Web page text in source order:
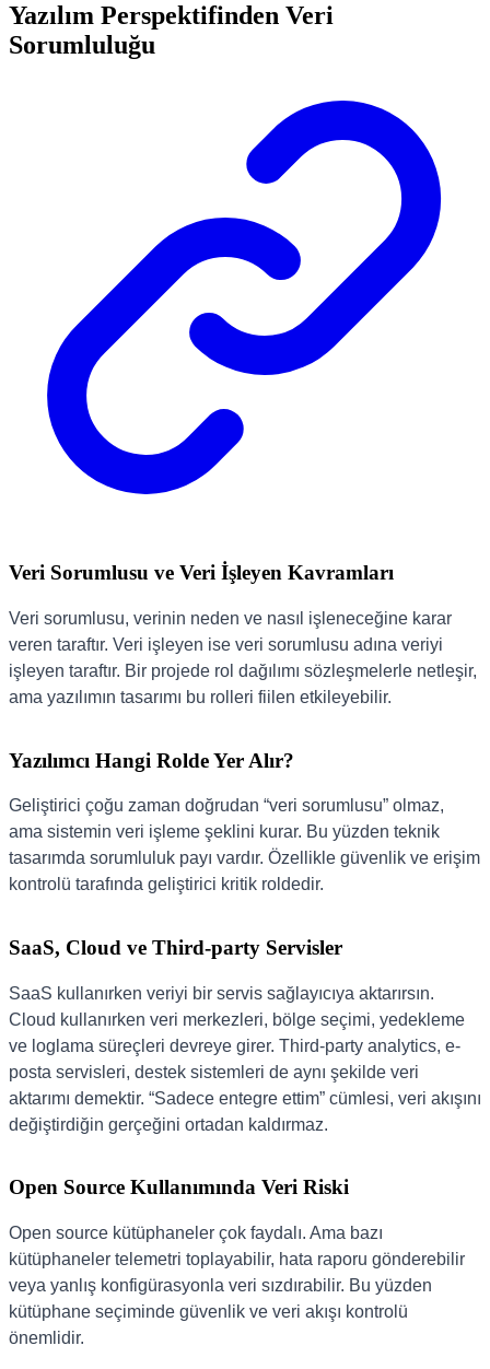
Yazılım Perspektifinden Veri
Sorumluluğu
Veri Sorumlusu ve Veri İşleyen Kavramları
Veri sorumlusu, verinin neden ve nasıl işleneceğine karar
veren taraftır. Veri işleyen ise veri sorumlusu adına veriyi
işleyen taraftır. Bir projede rol dağılımı sözleşmelerle netleşir,
ama yazılımın tasarımı bu rolleri fiilen etkileyebilir.
Yazılımcı Hangi Rolde Yer Alır?
Geliştirici çoğu zaman doğrudan “veri sorumlusu” olmaz,
ama sistemin veri işleme şeklini kurar. Bu yüzden teknik
tasarımda sorumluluk payı vardır. Özellikle güvenlik ve erişim
kontrolü tarafında geliştirici kritik roldedir.
SaaS, Cloud ve Third-party Servisler
SaaS kullanırken veriyi bir servis sağlayıcıya aktarırsın.
Cloud kullanırken veri merkezleri, bölge seçimi, yedekleme
ve loglama süreçleri devreye girer. Third-party analytics, e-
posta servisleri, destek sistemleri de aynı şekilde veri
aktarımı demektir. “Sadece entegre ettim” cümlesi, veri akışını
değiştirdiğin gerçeğini ortadan kaldırmaz.
Open Source Kullanımında Veri Riski
Open source kütüphaneler çok faydalı. Ama bazı
kütüphaneler telemetri toplayabilir, hata raporu gönderebilir
veya yanlış konfigürasyonla veri sızdırabilir. Bu yüzden
kütüphane seçiminde güvenlik ve veri akışı kontrolü
önemlidir.